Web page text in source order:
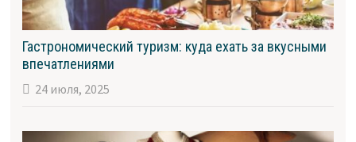
Гастрономический туризм: куда ехать за вкусными
впечатлениями
24 июля, 2025